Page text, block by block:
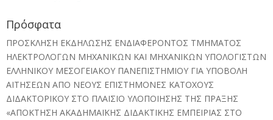
Πρόσφατα
ΠΡΟΣΚΛΗΣΗ ΕΚΔΗΛΩΣΗΣ ΕΝΔΙΑΦΕΡΟΝΤΟΣ ΤΜΗΜΑΤΟΣ
ΗΛΕΚΤΡΟΛΟΓΩΝ ΜΗΧΑΝΙΚΩΝ ΚΑΙ ΜΗΧΑΝΙΚΩΝ ΥΠΟΛΟΓΙΣΤΩΝ
ΕΛΛΗΝΙΚΟΥ ΜΕΣΟΓΕΙΑΚΟΥ ΠΑΝΕΠΙΣΤΗΜΙΟΥ ΓΙΑ ΥΠΟΒΟΛΗ
ΑΙΤΗΣΕΩΝ ΑΠΟ ΝΕΟΥΣ ΕΠΙΣΤΗΜΟΝΕΣ ΚΑΤΟΧΟΥΣ
ΔΙΔΑΚΤΟΡΙΚΟΥ ΣΤΟ ΠΛΑΙΣΙΟ ΥΛΟΠΟΙΗΣΗΣ ΤΗΣ ΠΡΑΞΗΣ
«ΑΠΟΚΤΗΣΗ ΑΚΑΔΗΜΑΪΚΗΣ ΔΙΔΑΚΤΙΚΗΣ ΕΜΠΕΙΡΙΑΣ ΣΤΟ